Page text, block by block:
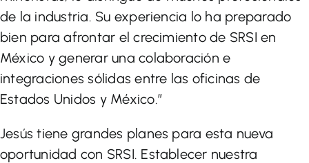
de la industria. Su experiencia lo ha preparado
bien para afrontar el crecimiento de SRSI en
México y generar una colaboración e
integraciones sólidas entre las oficinas de
Estados Unidos y México.”
Jesús tiene grandes planes para esta nueva
oportunidad con SRSI. Establecer nuestra